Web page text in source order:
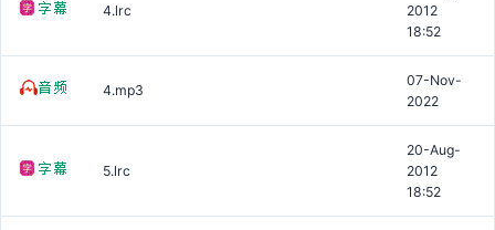
4.lrc
2012
18:52
4.mp3
07-Nov-
2022
5.lrc
20-Aug-
2012
18:52